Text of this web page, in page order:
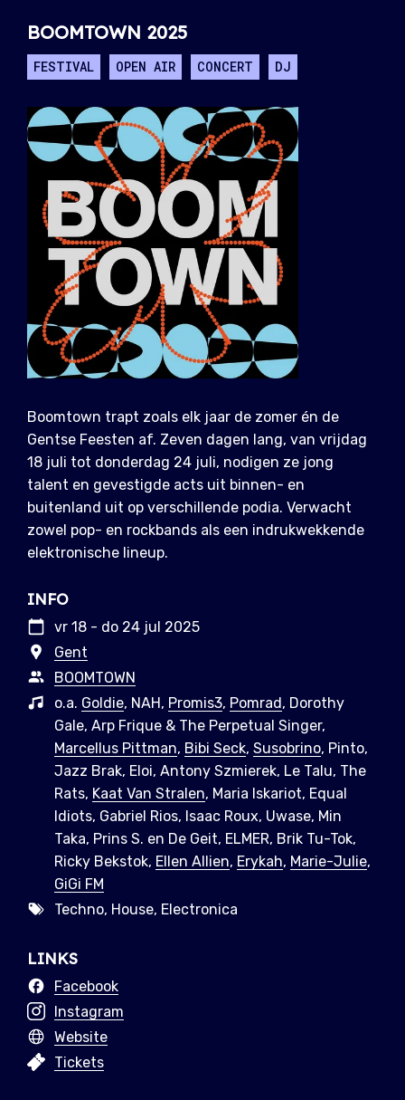
BOOMTOWN 2025
FESTIVAL OPEN AIR CONCERT DJ
Boomtown trapt zoals elk jaar de zomer én de
Gentse Feesten af. Zeven dagen lang, van vrijdag
18 juli tot donderdag 24 juli, nodigen ze jong
talent en gevestigde acts uit binnen- en
buitenland uit op verschillende podia. Verwacht
zowel pop- en rockbands als een indrukwekkende
elektronische lineup.
INFO
vr 18 - do 24 jul 2025
Gent
BOOMTOWN
o.a. Goldie, NAH, Promis3, Pomrad , Dorothy
Gale, Arp Frique & The Perpetual Singer,
Marcellus Pittman, Bibi Seck, Susobrino, Pinto,
Jazz Brak, Eloi, Antony Szmierek, Le Talu, The
Rats, Kaat Van Stralen, Maria Iskariot, Equal
Idiots, Gabriel Rios, Isaac Roux, Uwase, Min
Taka, Prins S. en De Geit, ELMER, Brik Tu-Tok,
Ricky Bekstok, Ellen Allien, Erykah, Marie-Julie,
GiGi FM
Techno, House, Electronica
LINKS
Facebook
Instagram
Website
Tickets